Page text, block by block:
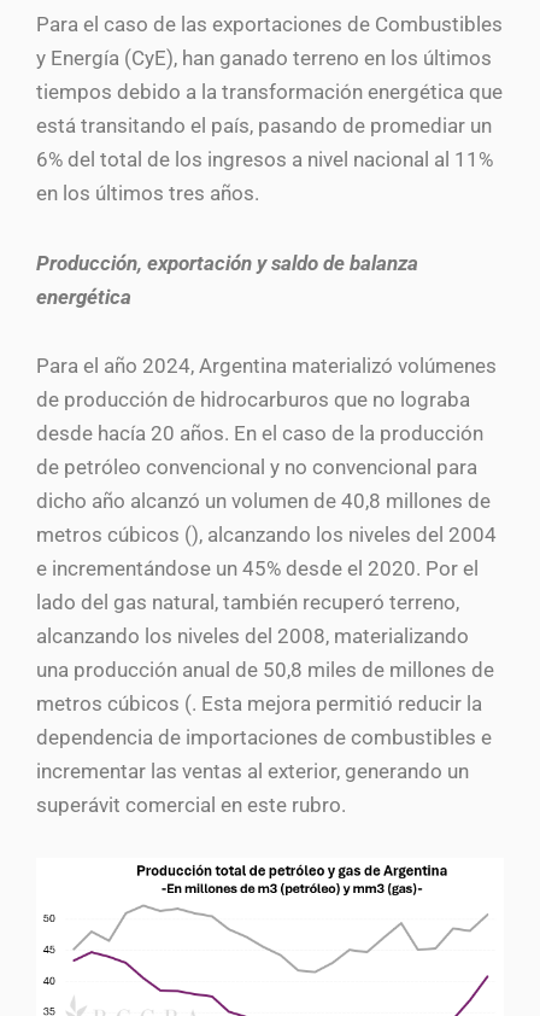
Para el caso de las exportaciones de Combustibles
y Energía (CyE), han ganado terreno en los últimos
tiempos debido a la transformación energética que
está transitando el país, pasando de promediar un
6% del total de los ingresos a nivel nacional al 11%
en los últimos tres años.
Producción, exportación y saldo de balanza
energética
Para el año 2024, Argentina materializó volúmenes
de producción de hidrocarburos que no lograba
desde hacía 20 años. En el caso de la producción
de petróleo convencional y no convencional para
dicho año alcanzó un volumen de 40,8 millones de
metros cúbicos (), alcanzando los niveles del 2004
e incrementándose un 45% desde el 2020. Por el
lado del gas natural, también recuperó terreno,
alcanzando los niveles del 2008, materializando
una producción anual de 50,8 miles de millones de
metros cúbicos (. Esta mejora permitió reducir la
dependencia de importaciones de combustibles e
incrementar las ventas al exterior, generando un
superávit comercial en este rubro.